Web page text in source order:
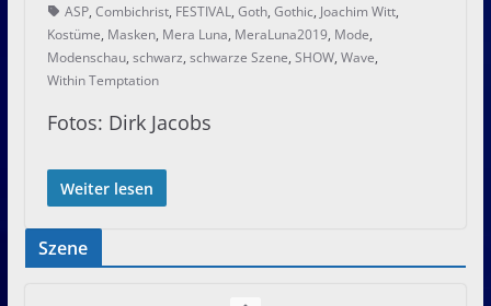
ASP, Combichrist, FESTIVAL, Goth, Gothic, Joachim Witt,
Kostüme, Masken, Mera Luna, MeraLuna2019, Mode,
Modenschau, schwarz, schwarze Szene, SHOW, Wave,
Within Temptation
Fotos: Dirk Jacobs
Weiter lesen
Szene